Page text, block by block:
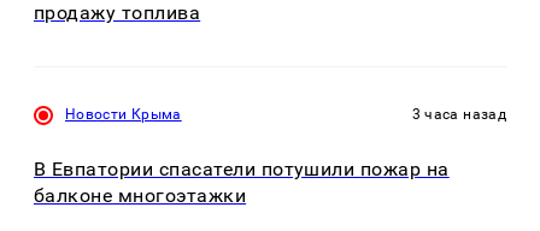
продажу топлива
Новости Крыма 3 часа назад
В Евпатории спасатели потушили пожар на
балконе многоэтажки